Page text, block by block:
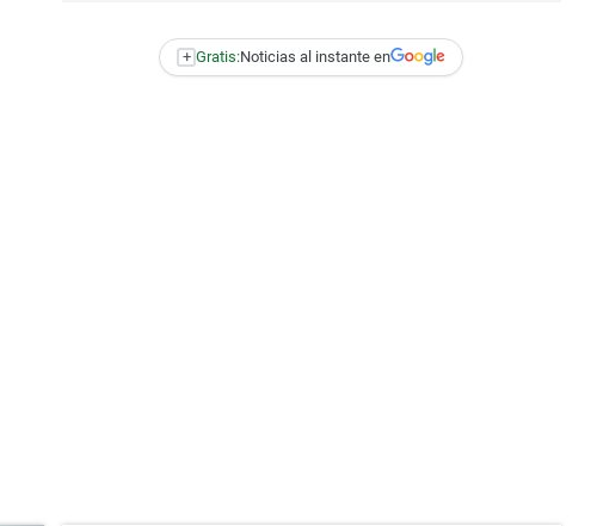
+ Gratis:Noticias al instante en